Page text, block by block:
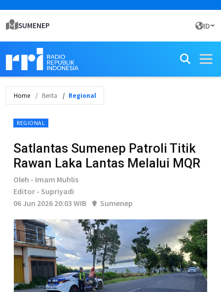
SUMENEP ID
Home Berita Regional
REGIONAL
Satlantas Sumenep Patroli Titik
Rawan Laka Lantas Melalui MQR
Oleh - Imam Muhlis
Editor - Supriyadi
06 Jun 2026 20:03 WIB
Sumenep